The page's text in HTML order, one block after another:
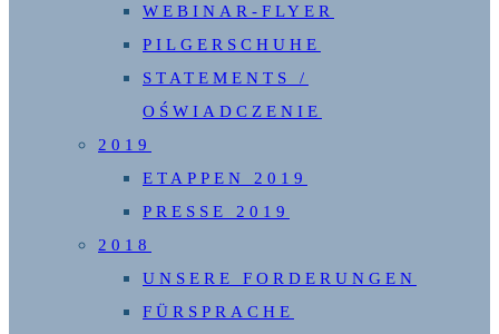
WEBINAR-FLYER
PILGERSCHUHE
STATEMENTS /
OŚWIADCZENIE
2019
ETAPPEN 2019
PRESSE 2019
2018
UNSERE FORDERUNGEN
FÜRSPRACHE